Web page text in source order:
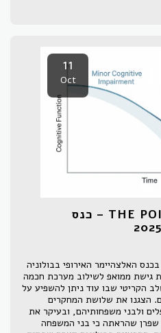
11
Oct
THE POINT OF NO RETURN – כנס
7 דקות 🌼 בכנס האלצהיימר האירופי בבולוניה
גישת ממואפ לשילוב מערכת חכמה
הקריטי שבו עוד ניתן להשפיע על
הצגנו את שלושת המחקרים
ולבני משפחותיהם, ובעיקר את
שפרן שהראתה כי בני המשפחה